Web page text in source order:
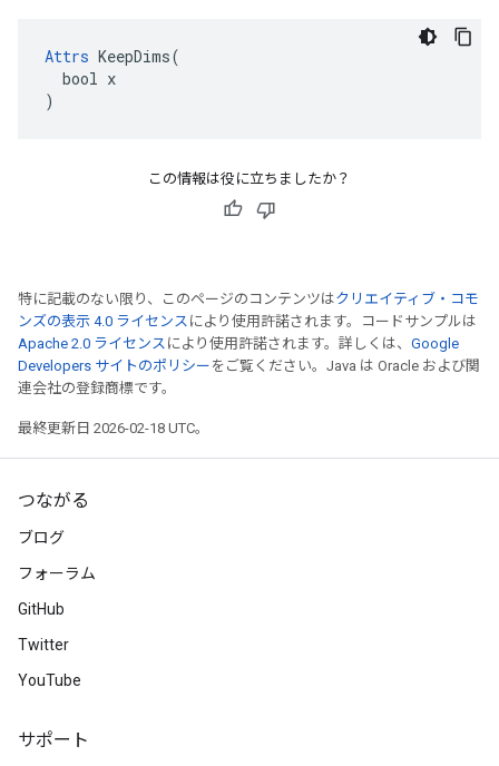
Attrs KeepDims(
  bool x
)
この情報は役に立ちましたか？
特に記載のない限り、このページのコンテンツはクリエイティブ・コモ
ンズの表示 4.0 ライセンス により使用許諾されます。コードサンプルは
Apache 2.0 ライセンス により使用許諾されます。詳しくは、 Google
Developers サイトのポリシー をご覧ください。Java は Oracle および関
連会社の登録商標です。
最終更新日 2026-02-18 UTC。
つながる
ブログ
フォーラム
GitHub
Twitter
YouTube
サポート